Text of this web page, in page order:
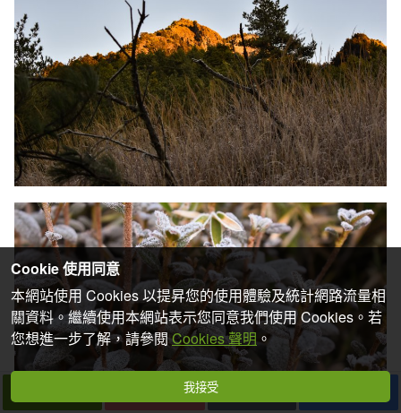
Cookie 使用同意
本網站使用 Cookies 以提昇您的使用體驗及統計網路流量相
關資料。繼續使用本網站表示您同意我們使用 Cookies。若
您想進一步了解，請參閱Cookies 聲明 。
我接受